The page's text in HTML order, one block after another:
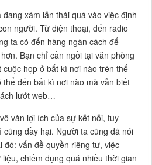
xâm lấn thái quá vào việc định
người. Từ điện thoại, đến radio
ta có đến hàng ngàn cách để
Bạn chỉ cần ngồi tại văn phòng
họp ở bất kì nơi nào trên thế
đến bất kì nơi nào mà vẫn biết
lướt web…
vàn lợi ích của sự kết nối, tuy
đầy hại. Người ta cũng đã nói
vấn đề quyền riêng tư, việc
chiếm dụng quá nhiều thời gian